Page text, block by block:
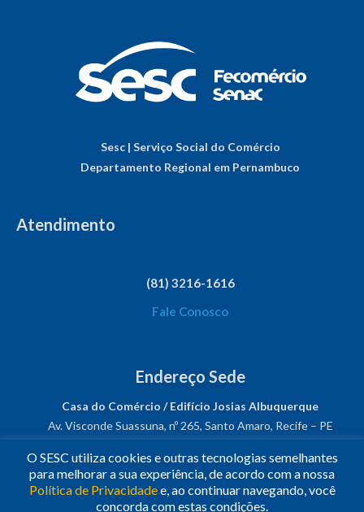
Sesc | Serviço Social do Comércio
Departamento Regional em Pernambuco
Atendimento
(81) 3216-1616
Fale Conosco
Endereço Sede
Casa do Comércio / Edifício Josias Albuquerque
Av. Visconde Suassuna, nº 265, Santo Amaro, Recife – PE
CNPJ: 03.482.931/0001-61
Siga-nos!
O SESC utiliza cookies e outras tecnologias semelhantes
para melhorar a sua experiência, de acordo com a nossa
Política de Privacidadee, ao continuar navegando, você
concorda com estas condições.